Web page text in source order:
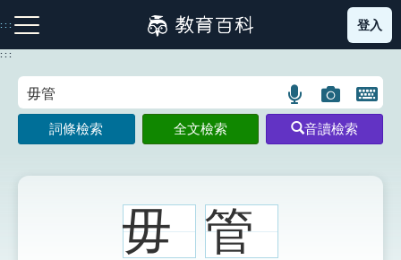
到
主
:::
注音索引圖示 筆畫索引圖示 部首索引表圖示
登入
:::
語
言
搜
圖
片
搜
開
鍵
圖
詞條檢索 全文檢索 音讀檢索
毋 管